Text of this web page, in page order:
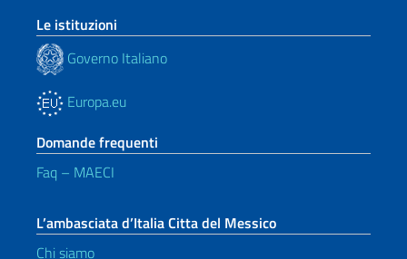
Le istituzioni
Governo Italiano
Europa.eu
Domande frequenti
Faq – MAECI
L’ambasciata d’Italia Citta del Messico
Chi siamo